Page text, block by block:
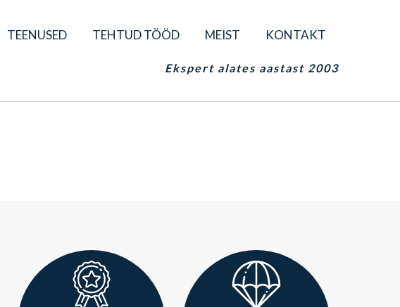
TEENUSED TEHTUD TÖÖD MEIST KONTAKT
Ekspert alates aastast 2003